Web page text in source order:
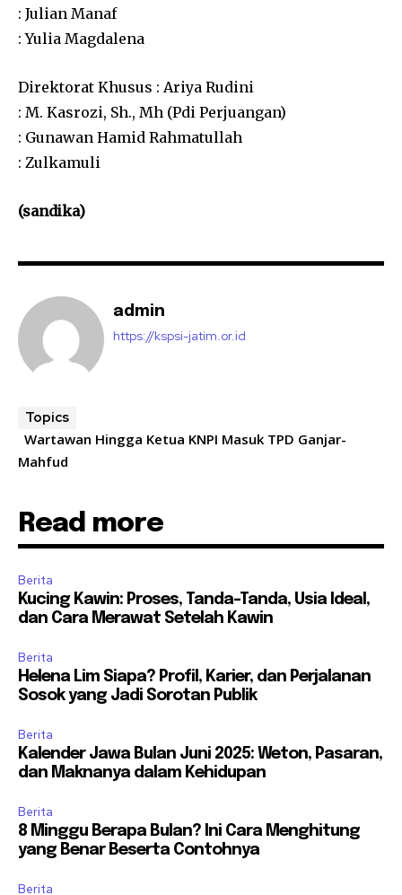
: Julian Manaf
: Yulia Magdalena
Direktorat Khusus : Ariya Rudini
: M. Kasrozi, Sh., Mh (Pdi Perjuangan)
: Gunawan Hamid Rahmatullah
: Zulkamuli
(sandika)
admin
https://kspsi-jatim.or.id
Topics
Wartawan Hingga Ketua KNPI Masuk TPD Ganjar-
Mahfud
Read more
Berita
Kucing Kawin: Proses, Tanda-Tanda, Usia Ideal,
dan Cara Merawat Setelah Kawin
Berita
Helena Lim Siapa? Profil, Karier, dan Perjalanan
Sosok yang Jadi Sorotan Publik
Berita
Kalender Jawa Bulan Juni 2025: Weton, Pasaran,
dan Maknanya dalam Kehidupan
Berita
8 Minggu Berapa Bulan? Ini Cara Menghitung
yang Benar Beserta Contohnya
Berita